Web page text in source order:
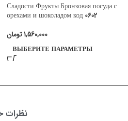
Сладости Фрукты Бронзовая посуда с
орехами и шоколадом код 0602
1,560,000تومان
ВЫБЕРИТЕ ПАРАМЕТРЫ
نظرات